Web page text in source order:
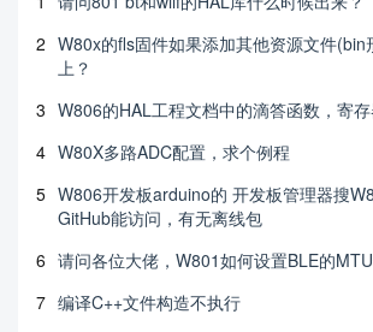
2 W80x的fls固件如果添加其他资源文件(bin
上？
3 W806的HAL工程文档中的滴答函数，寄
4 W80X多路ADC配置，求个例程
5 W806开发板arduino的 开发板管理器搜
GitHub能访问，有无离线包
6 请问各位大佬，W801如何设置BLE的
7 编译C++文件构造不执行